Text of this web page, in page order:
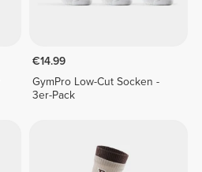
€14.99
GymPro Low-Cut Socken -
3er-Pack